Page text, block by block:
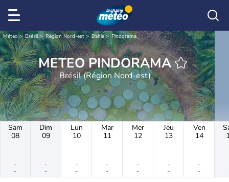
Météo Brésil Région Nord-est Bahia Pindorama
METEO PINDORAMA
Brésil (Région Nord-est)
Sam
08
-
-
Dim
09
-
-
Lun
10
-
-
Mar
11
-
-
Mer
12
-
-
Jeu
13
-
-
Ven
14
-
-